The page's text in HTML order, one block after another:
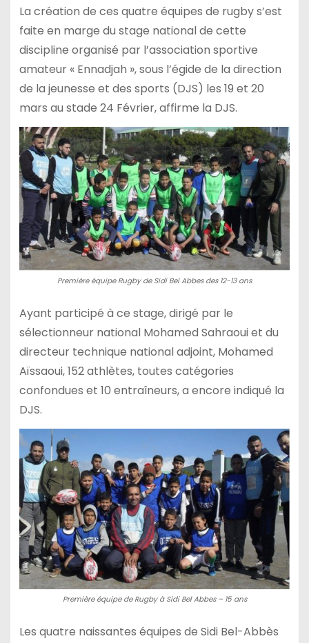
La création de ces quatre équipes de rugby s’est
faite en marge du stage national de cette
discipline organisé par l’association sportive
amateur « Ennadjah », sous l’égide de la direction
de la jeunesse et des sports (DJS) les 19 et 20
mars au stade 24 Février, affirme la DJS.
Première équipe Rugby de Sidi Bel Abbes des 12-13 ans
Ayant participé à ce stage, dirigé par le
sélectionneur national Mohamed Sahraoui et du
directeur technique national adjoint, Mohamed
Aïssaoui, 152 athlètes, toutes catégories
confondues et 10 entraîneurs, a encore indiqué la
DJS.
Première équipe de Rugby à Sidi Bel Abbes – 15 ans
Les quatre naissantes équipes de Sidi Bel-Abbès